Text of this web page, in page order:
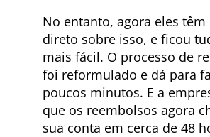
No entanto, agora eles
direto sobre isso, e ficou
mais fácil. O processo de
foi reformulado e dá para
poucos minutos. E a
que os reembolsos agora
sua conta em cerca de 48